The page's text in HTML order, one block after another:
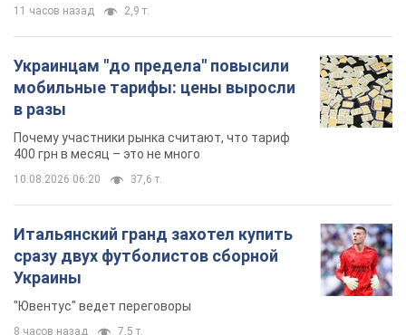
11 часов назад 2,9 т.
Украинцам "до предела" повысили
мобильные тарифы: цены выросли
в разы
Почему участники рынка считают, что тариф
400 грн в месяц – это не много
10.08.2026 06:20 37,6 т.
Итальянский гранд захотел купить
сразу двух футболистов сборной
Украины
"Ювентус" ведет переговоры
8 часов назад 7,5 т.